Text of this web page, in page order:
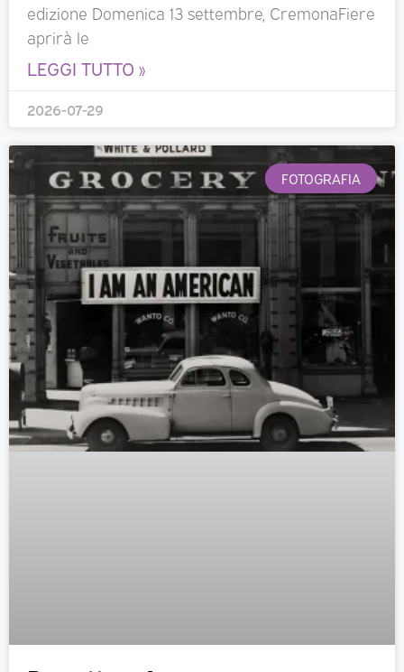
edizione Domenica 13 settembre, CremonaFiere
aprirà le
LEGGI TUTTO »
2026-07-29
FOTOGRAFIA